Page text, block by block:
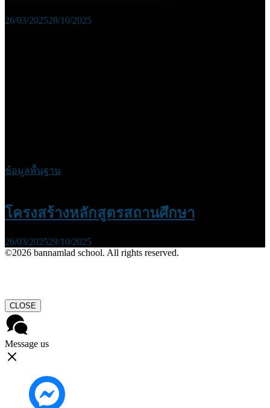
26/03/202528/10/2025
ข้อมูลพื้นฐาน
โครงสร้างหลักสูตรสถานศึกษา
26/03/202529/10/2025
©2026 bannamlad school. All rights reserved.
CLOSE
Message us